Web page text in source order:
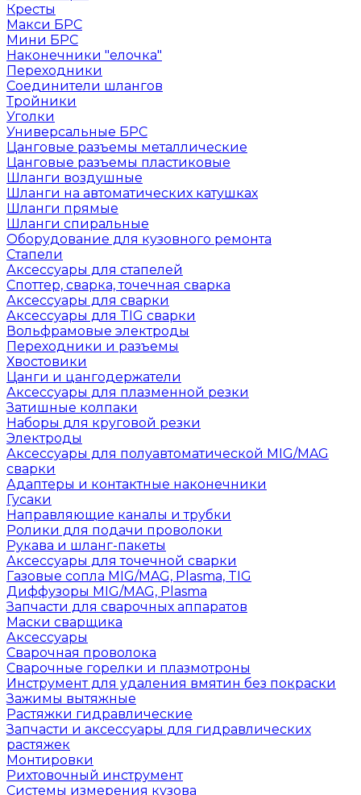
Кресты
Макси БРС
Мини БРС
Наконечники "елочка"
Переходники
Соединители шлангов
Тройники
Уголки
Универсальные БРС
Цанговые разъемы металлические
Цанговые разъемы пластиковые
Шланги воздушные
Шланги на автоматических катушках
Шланги прямые
Шланги спиральные
Оборудование для кузовного ремонта
Стапели
Аксессуары для стапелей
Споттер, сварка, точечная сварка
Аксессуары для сварки
Аксессуары для TIG сварки
Вольфрамовые электроды
Переходники и разъемы
Хвостовики
Цанги и цангодержатели
Аксессуары для плазменной резки
Затишные колпаки
Наборы для круговой резки
Электроды
Аксессуары для полуавтоматической MIG/MAG
сварки
Адаптеры и контактные наконечники
Гусаки
Направляющие каналы и трубки
Ролики для подачи проволоки
Рукава и шланг-пакеты
Аксессуары для точечной сварки
Газовые сопла MIG/MAG, Plasma, TIG
Диффузоры MIG/MAG, Plasma
Запчасти для сварочных аппаратов
Маски сварщика
Аксессуары
Сварочная проволока
Сварочные горелки и плазмотроны
Инструмент для удаления вмятин без покраски
Зажимы вытяжные
Растяжки гидравлические
Запчасти и аксессуары для гидравлических
растяжек
Монтировки
Рихтовочный инструмент
Системы измерения кузова